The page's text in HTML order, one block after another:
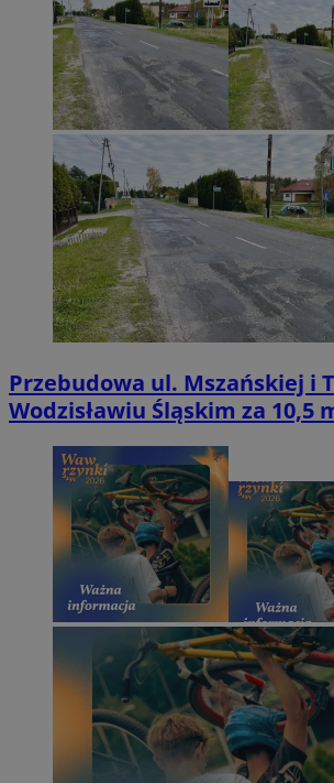
Przebudowa ul. Mszańskiej i
Wodzisławiu Śląskim za 10,5